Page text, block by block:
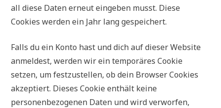
all diese Daten erneut eingeben musst. Diese
Cookies werden ein Jahr lang gespeichert.
Falls du ein Konto hast und dich auf dieser Website
anmeldest, werden wir ein temporäres Cookie
setzen, um festzustellen, ob dein Browser Cookies
akzeptiert. Dieses Cookie enthält keine
personenbezogenen Daten und wird verworfen,